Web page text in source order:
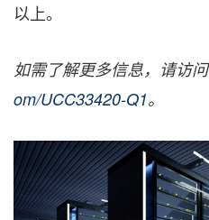
以上。
如需了解更多信息，请访问
om/UCC33420-Q1。